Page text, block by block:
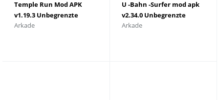
Temple Run Mod APK
v1.19.3 Unbegrenzte
MÃ¼nzen und
Arkade
U -Bahn -Surfer mod apk
v2.34.0 Unbegrenzte
Charaktere Geld und
Arkade